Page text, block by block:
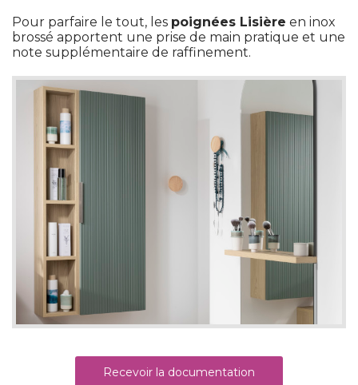
Pour parfaire le tout, les poignées Lisière en inox
brossé apportent une prise de main pratique et une
note supplémentaire de raffinement.
Recevoir la documentation